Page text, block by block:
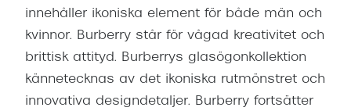
innehåller ikoniska element för både män och
kvinnor. Burberry står för vågad kreativitet och
brittisk attityd. Burberrys glasögonkollektion
kännetecknas av det ikoniska rutmönstret och
innovativa designdetaljer. Burberry fortsätter